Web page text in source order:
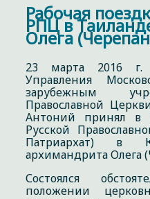
Рабочая
РПЦ в
Олега
23 марта 2016 г.
Управления
зарубежным
Православной
Антоний принял в
Русской
Патриархат) в
архимандрита Олега
Состоялся
положении